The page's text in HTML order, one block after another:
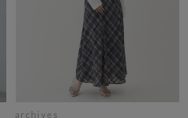
archives